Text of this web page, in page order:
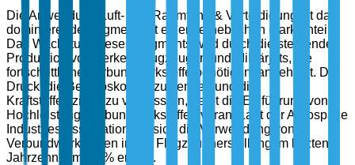
Die Anwendung Luft- und Raumfahrt & Verteidigung ist das
dominierende Segment mit einem erheblichen Marktanteil.
Das Wachstum dieses Segments wird durch die steigende
Produktion von Verkehrsflugzeugen und Militärjets, die
fortschrittliche Verbundwerkstoffe benötigen, angeheizt. Der
Druck, die Betriebskosten zu senken und die
Kraftstoffeffizienz zu verbessern, treibt die Einführung von
Hochleistungsverbundwerkstoffen voran. Laut der Aerospace
Industries Association hat sich die Verwendung von
Verbundwerkstoffen in der Flugzeugherstellung im letzten
Jahrzehnt um 35 % erhöht.